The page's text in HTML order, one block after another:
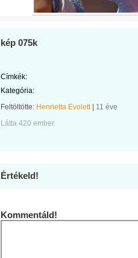
kép 075k
Címkék:
Kategória:
Feltöltötte: Henrietta Evolett| 11 éve
Látta 420 ember.
Értékeld!
Kommentáld!